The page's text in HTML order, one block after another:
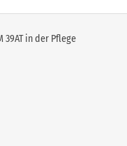
39AT in der Pflege